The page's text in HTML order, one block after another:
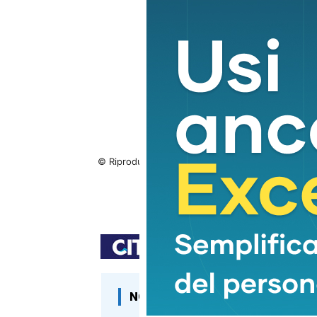
© Riproduzione riservata
NOTIZIE CORRELATE